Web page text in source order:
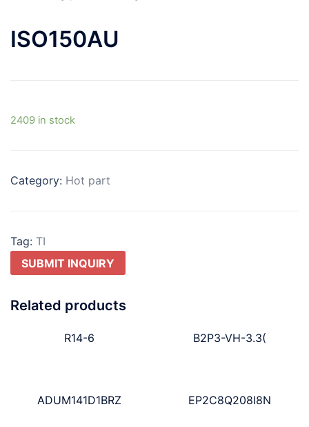
ISO150AU
2409 in stock
Category: Hot part
Tag: TI
SUBMIT INQUIRY
Related products
R14-6 B2P3-VH-3.3(
ADUM141D1BRZ EP2C8Q208I8N